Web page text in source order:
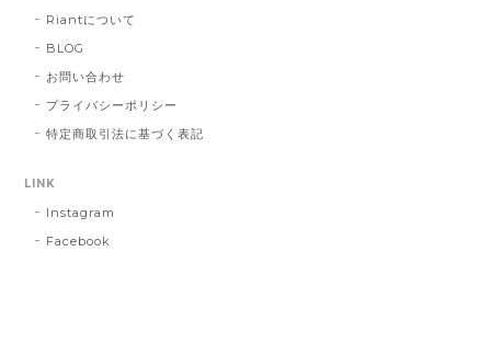
Riantについて
BLOG
お問い合わせ
プライバシーポリシー
特定商取引法に基づく表記
LINK
Instagram
Facebook